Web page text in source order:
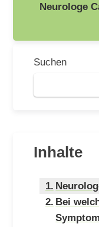
Neurologe
Suchen
Inhalte
Bei